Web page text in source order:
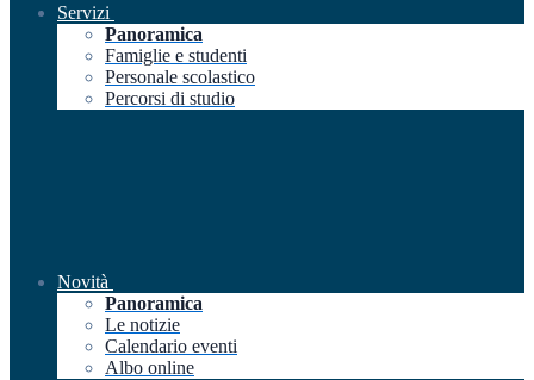
Servizi
Panoramica
Famiglie e studenti
Personale scolastico
Percorsi di studio
Novità
Panoramica
Le notizie
Calendario eventi
Albo online